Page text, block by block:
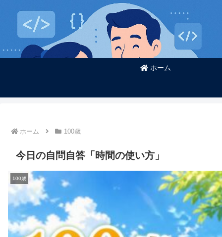
ホーム
ホーム 100歳
今日の自問自答「時間の使い方」
100歳